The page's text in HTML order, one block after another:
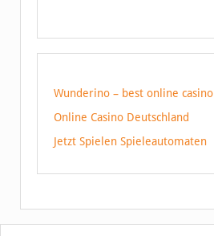
Wunderino – best online casino
Online Casino Deutschland
Jetzt Spielen Spieleautomaten